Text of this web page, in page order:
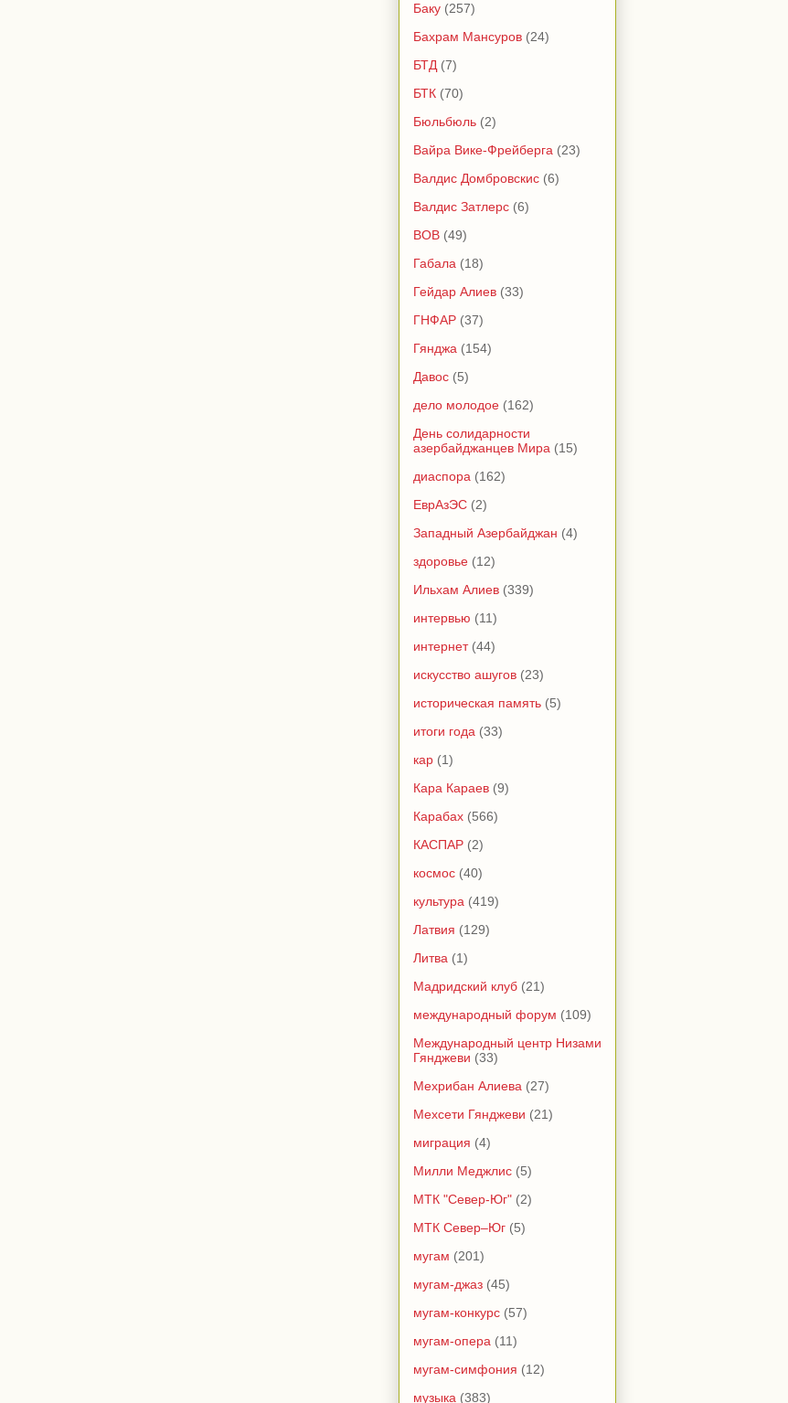
Баку (257)
Бахрам Мансуров (24)
БТД (7)
БТК (70)
Бюльбюль (2)
Вайра Вике-Фрейберга (23)
Валдис Домбровскис (6)
Валдис Затлерс (6)
ВОВ (49)
Габала (18)
Гейдар Алиев (33)
ГНФАР (37)
Гянджа (154)
Давос (5)
дело молодое (162)
День солидарности
азербайджанцев Мира (15)
диаспора (162)
ЕврАзЭС (2)
Западный Азербайджан (4)
здоровье (12)
Ильхам Алиев (339)
интервью (11)
интернет (44)
искусство ашугов (23)
историческая память (5)
итоги года (33)
кар (1)
Кара Караев (9)
Карабах (566)
КАСПАР (2)
космос (40)
культура (419)
Латвия (129)
Литва (1)
Мадридский клуб (21)
международный форум (109)
Международный центр Низами
Гянджеви (33)
Мехрибан Алиева (27)
Мехсети Гянджеви (21)
миграция (4)
Милли Меджлис (5)
МТК "Север-Юг" (2)
МТК Север–Юг (5)
мугам (201)
мугам-джаз (45)
мугам-конкурс (57)
мугам-опера (11)
мугам-симфония (12)
музыка (383)